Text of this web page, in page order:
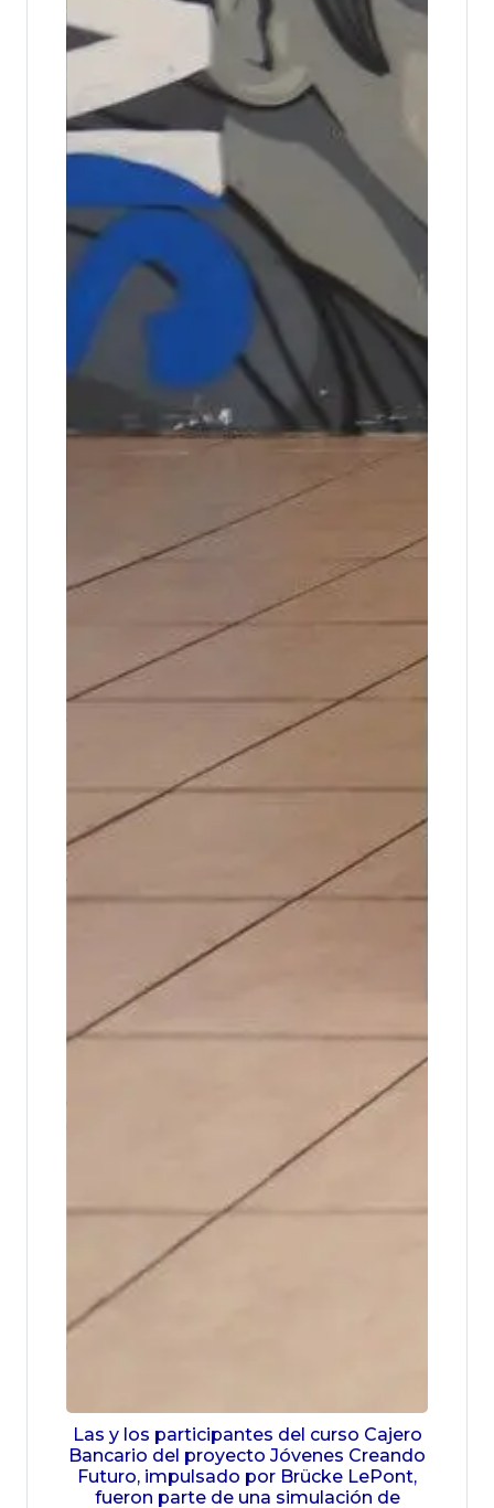
Jóvenes de San Miguel, La Unión, Usulután y
Morazán culminaron la primera cohorte de la
Escuela de Líderes de la Red de ...
Feria de Oportunidades Jóvenes Sí+
acercó alternativas laborales y de
desarrollo para las juventudes en Santa
Ana.
acercar oportunidades concretas de empleo,
formación, horas sociales y vo...
FUSALMO recibió la Visita Inspectorial
del P. Julio Navarro sdb
El miércoles 8 de julio, la Fundación Salvador del
Mundo (FUSALMO) recibió la Visita Inspectorial del
Las y los participantes del curso Cajero
Bancario del proyecto Jóvenes Creando
Futuro, impulsado por Brücke LePont,
fueron parte de una simulación de